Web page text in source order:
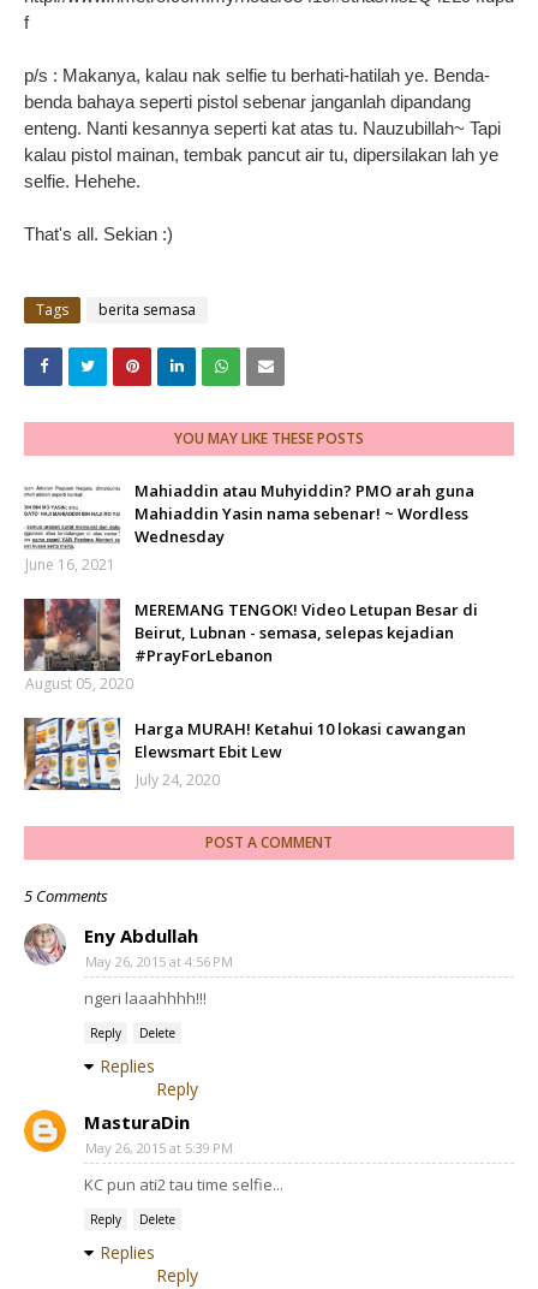
f
p/s : Makanya, kalau nak selfie tu berhati-hatilah ye. Benda-
benda bahaya seperti pistol sebenar janganlah dipandang
enteng. Nanti kesannya seperti kat atas tu. Nauzubillah~ Tapi
kalau pistol mainan, tembak pancut air tu, dipersilakan lah ye
selfie. Hehehe.
That's all. Sekian :)
Tags berita semasa
YOU MAY LIKE THESE POSTS
Mahiaddin atau Muhyiddin? PMO arah guna
Mahiaddin Yasin nama sebenar! ~ Wordless
Wednesday
June 16, 2021
MEREMANG TENGOK! Video Letupan Besar di
Beirut, Lubnan - semasa, selepas kejadian
#PrayForLebanon
August 05, 2020
Harga MURAH! Ketahui 10 lokasi cawangan
Elewsmart Ebit Lew
July 24, 2020
POST A COMMENT
5 Comments
Eny Abdullah
May 26, 2015 at 4:56 PM
ngeri laaahhhh!!!
Reply Delete
Replies
Reply
MasturaDin
May 26, 2015 at 5:39 PM
KC pun ati2 tau time selfie...
Reply Delete
Replies
Reply